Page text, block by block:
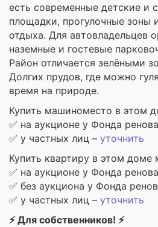
есть современные детские и
площадки, прогулочные зоны
отдыха. Для автовладельцев
наземные и гостевые
Район отличается зелёными
Долгих прудов, где можно
время на природе.
Купить машиноместо в этом
✅ на аукционе у Фонда
✅ у частных лиц – уточнить
Купить квартиру в этом доме
✅ на аукционе у Фонда
✅ без аукциона у Фонда
✅ у частных лиц – уточнить
⚡ Для собственников! ⚡